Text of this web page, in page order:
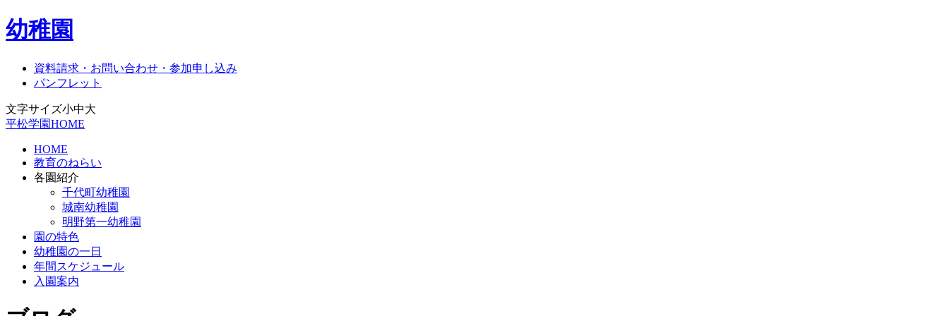
幼稚園
資料請求・お問い合わせ・参加申し込み
パンフレット
文字サイズ小中大
平松学園HOME
HOME
教育のねらい
各園紹介
千代町幼稚園
城南幼稚園
明野第一幼稚園
園の特色
幼稚園の一日
年間スケジュール
入園案内